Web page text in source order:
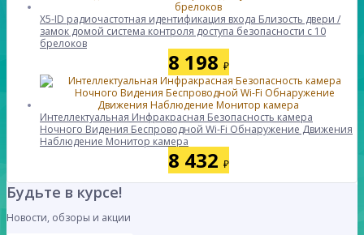
X5-ID радиочастотная идентификация входа Близость двери /
замок домой система контроля доступа безопасности с 10
брелоков
8 198 ₽
Интеллектуальная Инфракрасная Безопасность камера
Ночного Видения Беспроводной Wi-Fi Обнаружение Движения
Наблюдение Монитор камера
8 432 ₽
Будьте в курсе!
Новости, обзоры и акции